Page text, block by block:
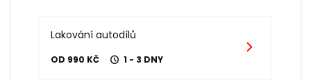
Lakování autodílů
OD 990 KČ 1 - 3 DNY